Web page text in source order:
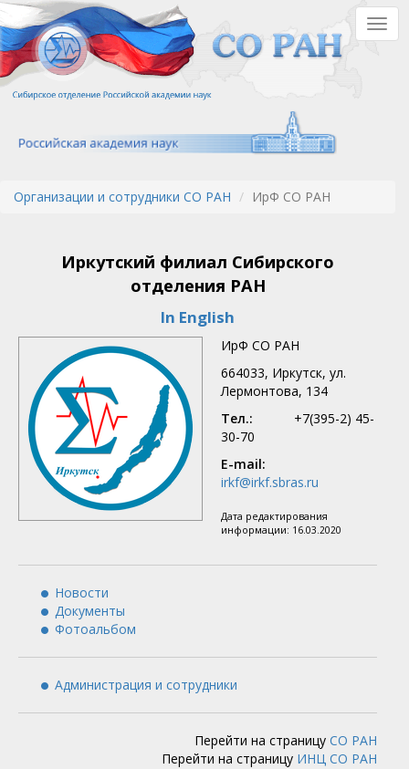
Перейти
к
основному
содержанию
Организации и сотрудники СО РАН ИрФ СО РАН
Иркутский филиал Сибирского
отделения РАН
In English
ИрФ СО РАН
664033, Иркутск, ул.
Лермонтова, 134
Тел.:
+7(395-2) 45-
30-70
E-mail:
irkf@irkf.sbras.ru
Дата редактирования
информации: 16.03.2020
Новости
Документы
Фотоальбом
Администрация и сотрудники
Перейти на страницу СО РАН
Перейти на страницу ИНЦ СО РАН